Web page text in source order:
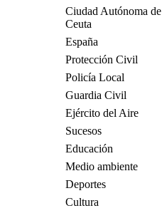
Ciudad Autónoma de
Ceuta
España
Protección Civil
Policía Local
Guardia Civil
Ejército del Aire
Sucesos
Educación
Medio ambiente
Deportes
Cultura